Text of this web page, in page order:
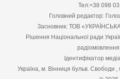
Тел:+38 098
Головний редактор:
Засновник: ТОВ
Рішення Національної ради
Ідентифікатор
Україна, м. Вінниця бульв. Свободи